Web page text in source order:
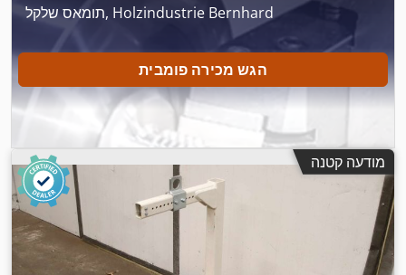
תומאס שלקל, Holzindustrie Bernhard
הגש מכירה פומבית
מודעה קטנה